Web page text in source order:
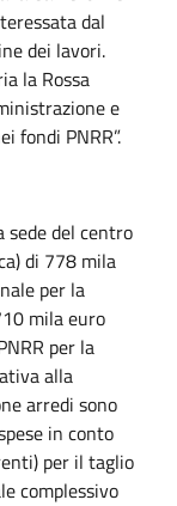
dal
dei lavori.
la Rossa
e
fondi PNRR”.
del centro
di 778 mila
per la
mila euro
per la
alla
arredi sono
in conto
per il taglio
complessivo